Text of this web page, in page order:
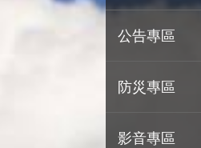
公告專區
防災專區
影音專區